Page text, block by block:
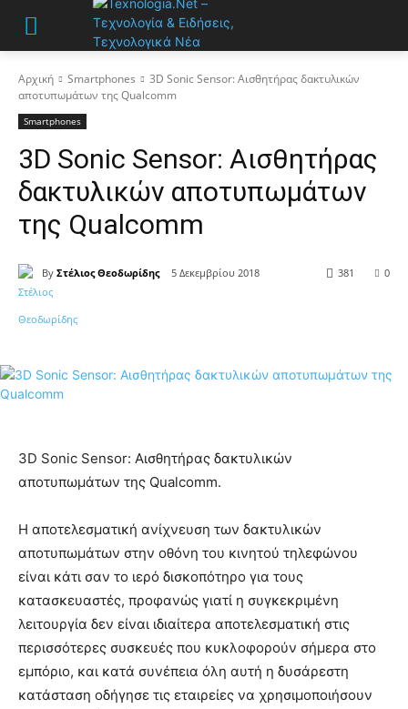
Αρχική Smartphones
3D Sonic Sensor: Αισθητήρας δακτυλικών
αποτυπωμάτων της Qualcomm
Smartphones
3D Sonic Sensor: Αισθητήρας
δακτυλικών αποτυπωμάτων
της Qualcomm
By Στέλιος Θεοδωρίδης 5 Δεκεμβρίου 2018 0
381
3D Sonic Sensor: Αισθητήρας δακτυλικών
αποτυπωμάτων της Qualcomm.
Η αποτελεσματική ανίχνευση των δακτυλικών
αποτυπωμάτων στην οθόνη του κινητού τηλεφώνου
είναι κάτι σαν το ιερό δισκοπότηρο για τους
κατασκευαστές, προφανώς γιατί η συγκεκριμένη
λειτουργία δεν είναι ιδιαίτερα αποτελεσματική στις
περισσότερες συσκευές που κυκλοφορούν σήμερα στο
εμπόριο, και κατά συνέπεια όλη αυτή η δυσάρεστη
κατάσταση οδήγησε τις εταιρείες να χρησιμοποιήσουν